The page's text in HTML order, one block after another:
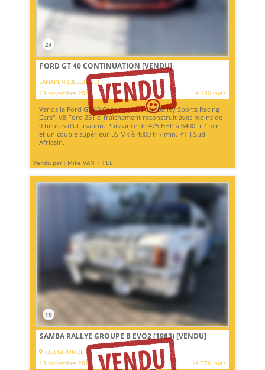
24
FORD GT 40 CONTINUATION[VENDU]
LANAKEN (BELGIQUE)
13 novembre 2017
4 130 vues
Vends la Ford GT 40 Continuation du "Bailey Sports Racing
Cars". V8 Ford 331 ci fraîchement reconstruit avec moins de
9 heures d'utilisation. Puissance de 475 BHP à 6400 tr / min
et un couple supérieur 55 Mk à 4000 tr / min. PTH Sud
Africain.
Vendu par : Mike VAN THIEL
10
SAMBA RALLYE GROUPE B EVO2 (1983)[VENDU]
(33) GIRONDE
13 novembre 2017
14 376 vues